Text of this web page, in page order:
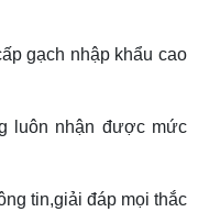
gạch nhập khẩu cao
luôn nhận được mức
tin,giải đáp mọi thắc